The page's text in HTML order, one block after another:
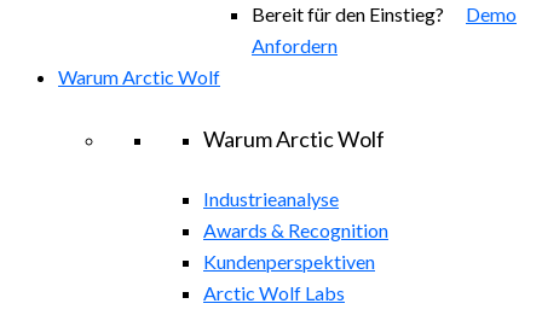
Bereit für den Einstieg? Demo
Anfordern
Warum Arctic Wolf
Warum Arctic Wolf
Industrieanalyse
Awards & Recognition
Kundenperspektiven
Arctic Wolf Labs